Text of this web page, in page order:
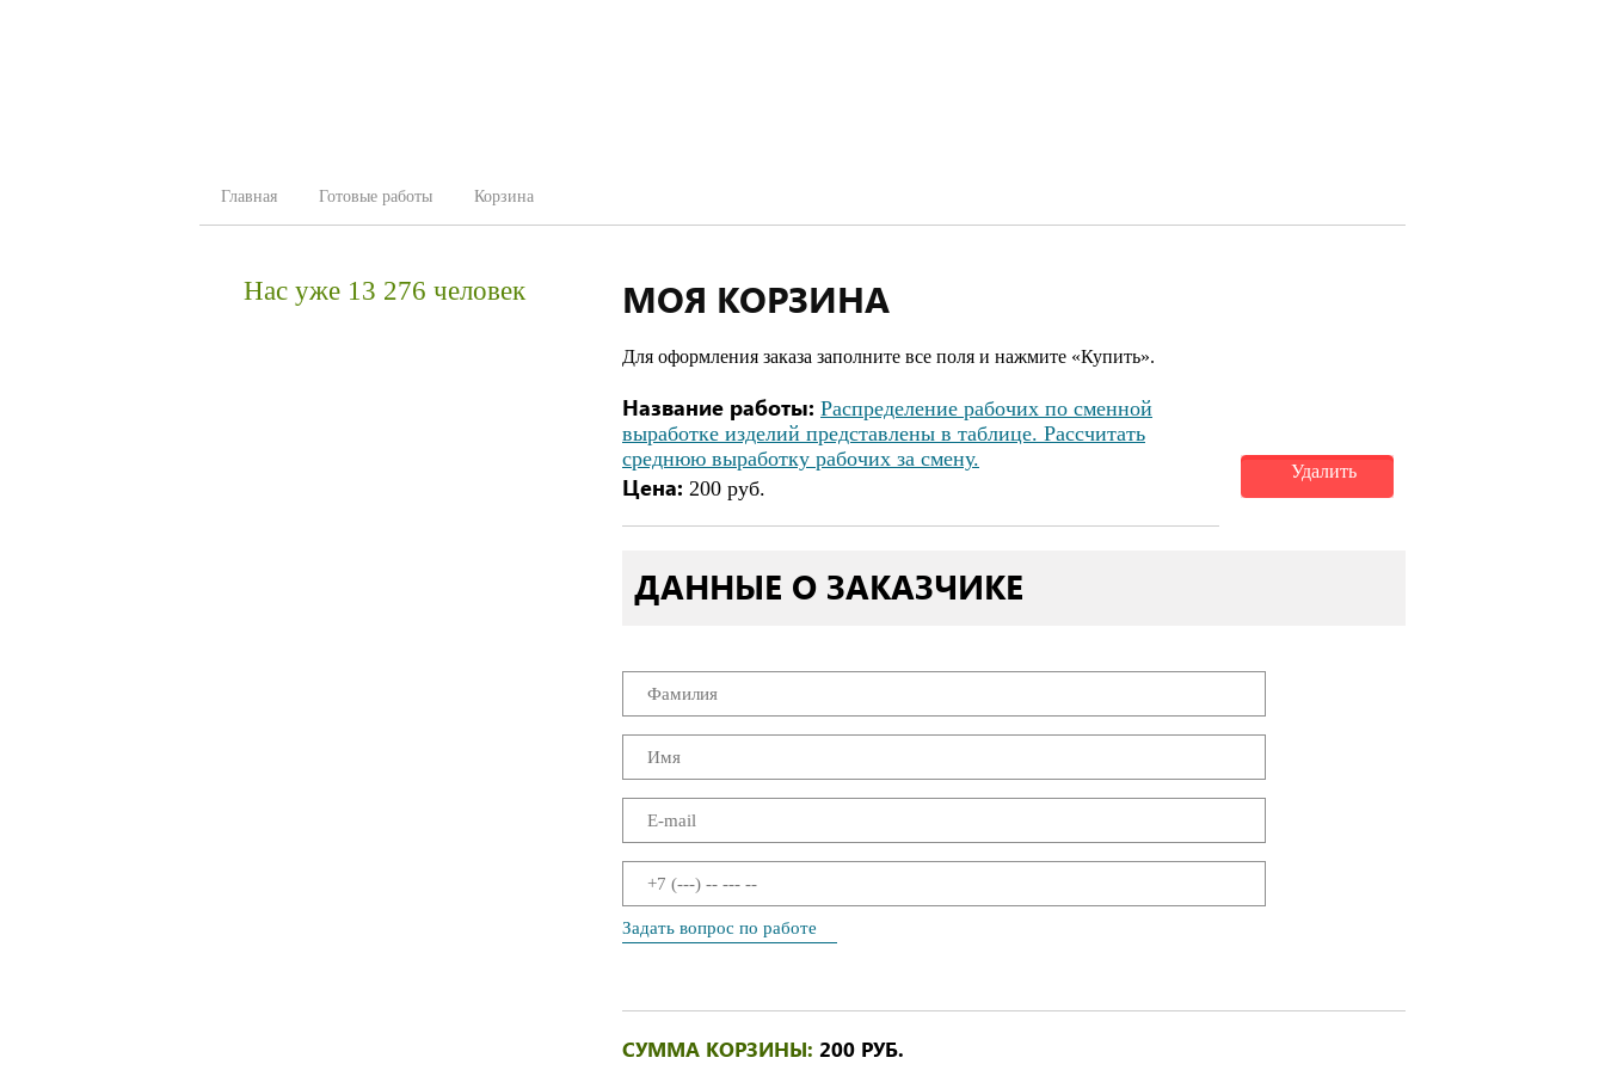
Главная Готовые работы Корзина
Нас уже 13 276 человек МОЯ КОРЗИНА
Для оформления заказа заполните все поля и нажмите «Купить».
Название работы: Распределение рабочих по сменной
выработке изделий представлены в таблице. Рассчитать
среднюю выработку рабочих за смену.
Цена: 200 руб.
Удалить
ДАННЫЕ О ЗАКАЗЧИКЕ
Задать вопрос по работе
СУММА КОРЗИНЫ: 200 РУБ.